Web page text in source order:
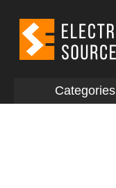
Categories